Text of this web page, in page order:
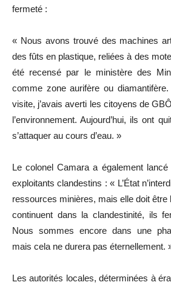
fermeté :
« Nous avons trouvé des machines
des fûts en plastique, reliées à des
été recensé par le ministère des
comme zone aurifère ou
visite, j’avais averti les citoyens de
l’environnement. Aujourd’hui, ils ont
s’attaquer au cours d’eau. »
Le colonel Camara a également
exploitants clandestins : « L’État
ressources minières, mais elle doit être
continuent dans la clandestinité, ils
Nous sommes encore dans une
mais cela ne durera pas éternellement.
Les autorités locales, déterminées à